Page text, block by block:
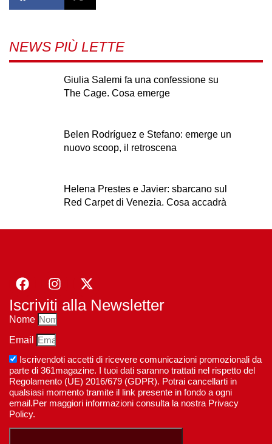
NEWS PIÙ LETTE
Giulia Salemi fa una confessione su
The Cage. Cosa emerge
Belen Rodríguez e Stefano: emerge un
nuovo scoop, il retroscena
Helena Prestes e Javier: sbarcano sul
Red Carpet di Venezia. Cosa accadrà
Iscriviti alla Newsletter
Nome
Email
Iscrivendoti accetti di ricevere comunicazioni promozionali da
parte di 361magazine. I tuoi dati saranno trattati nel rispetto del
Regolamento (UE) 2016/679 (GDPR). Potrai cancellarti in
qualsiasi momento tramite il link presente in fondo a ogni
email.Per maggiori informazioni consulta la nostra Privacy
Policy.